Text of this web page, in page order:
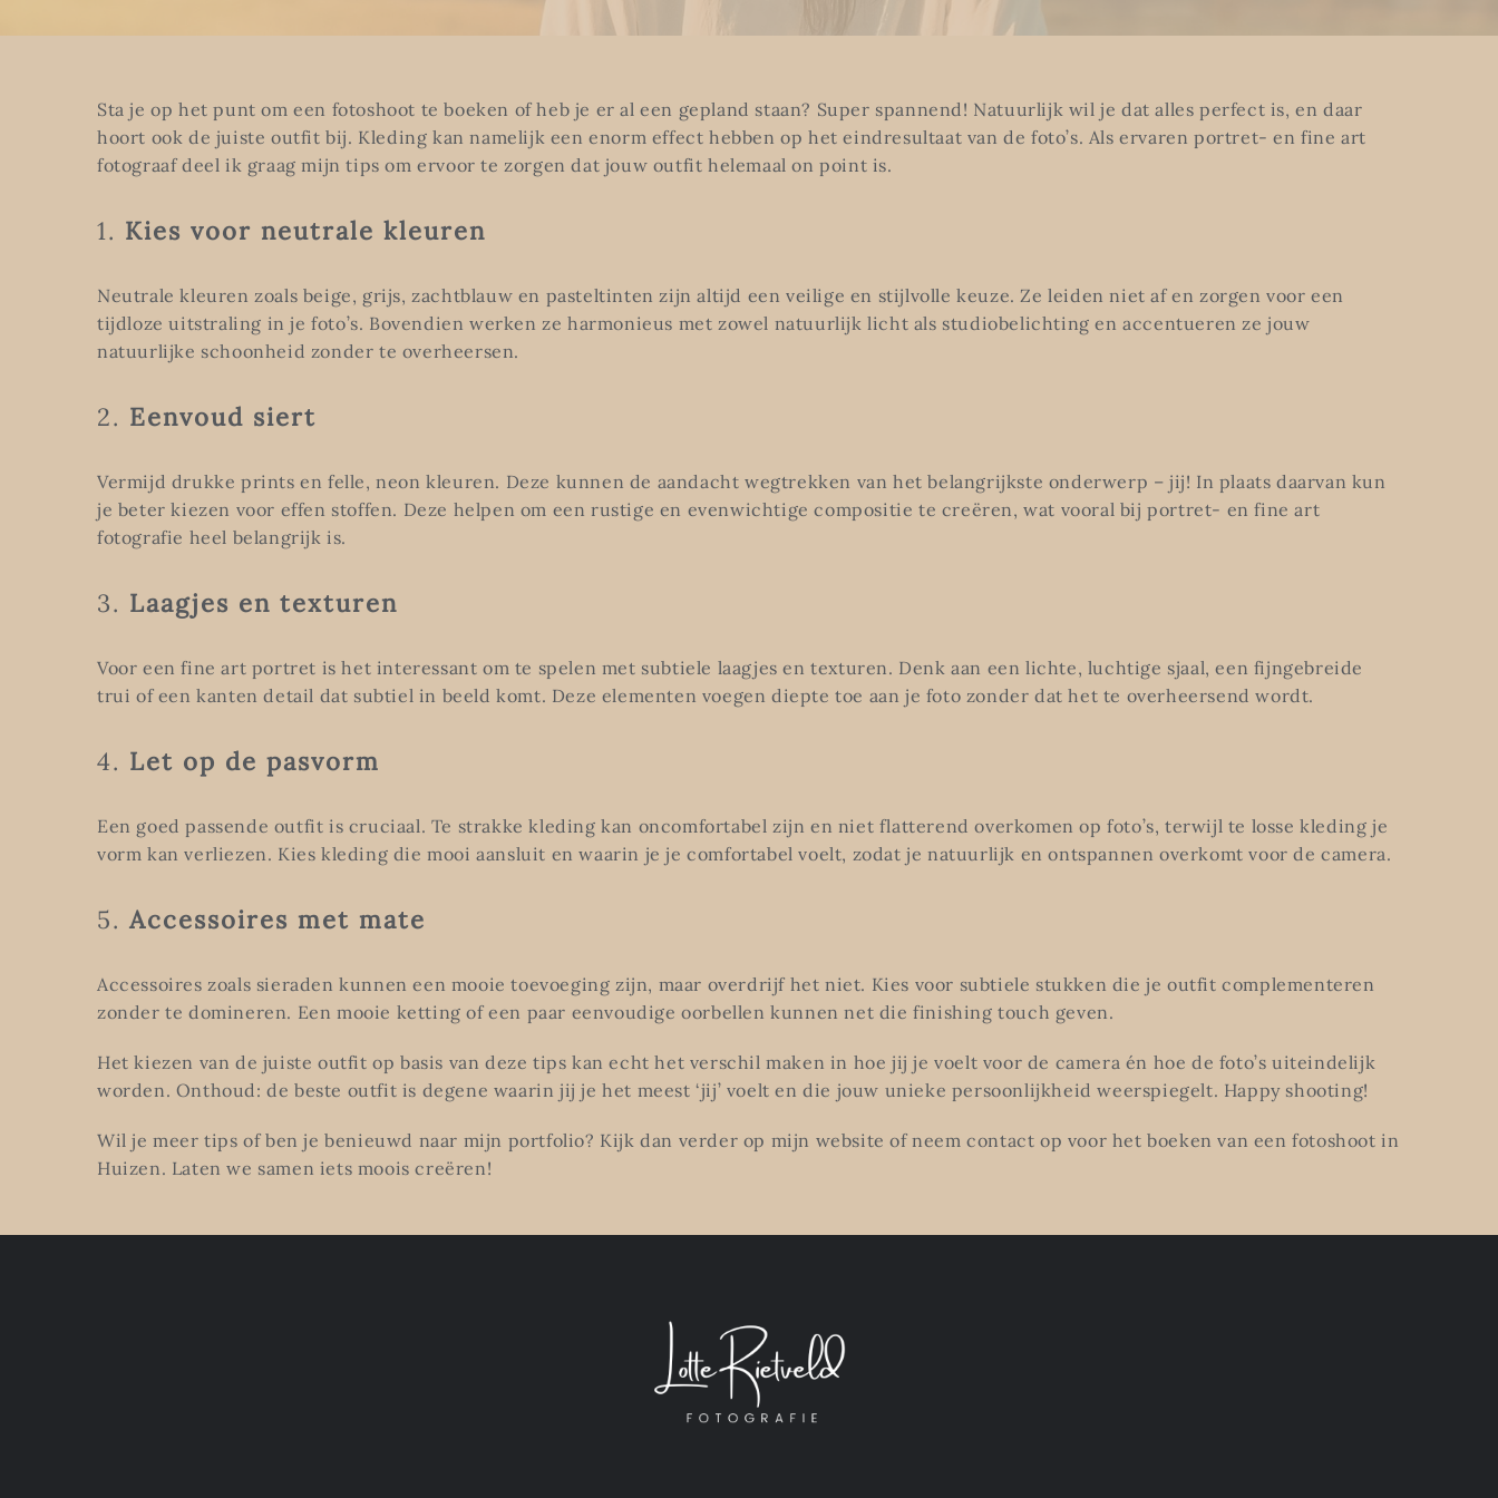
Sta je op het punt om een fotoshoot te boeken of heb je er al een gepland staan? Super spannend! Natuurlijk wil je dat alles perfect is, en daar
hoort ook de juiste outfit bij. Kleding kan namelijk een enorm effect hebben op het eindresultaat van de foto’s. Als ervaren portret- en fine art
fotograaf deel ik graag mijn tips om ervoor te zorgen dat jouw outfit helemaal on point is.
1. Kies voor neutrale kleuren
Neutrale kleuren zoals beige, grijs, zachtblauw en pasteltinten zijn altijd een veilige en stijlvolle keuze. Ze leiden niet af en zorgen voor een
tijdloze uitstraling in je foto’s. Bovendien werken ze harmonieus met zowel natuurlijk licht als studiobelichting en accentueren ze jouw
natuurlijke schoonheid zonder te overheersen.
2. Eenvoud siert
Vermijd drukke prints en felle, neon kleuren. Deze kunnen de aandacht wegtrekken van het belangrijkste onderwerp – jij! In plaats daarvan kun
je beter kiezen voor effen stoffen. Deze helpen om een rustige en evenwichtige compositie te creëren, wat vooral bij portret- en fine art
fotografie heel belangrijk is.
3. Laagjes en texturen
Voor een fine art portret is het interessant om te spelen met subtiele laagjes en texturen. Denk aan een lichte, luchtige sjaal, een fijngebreide
trui of een kanten detail dat subtiel in beeld komt. Deze elementen voegen diepte toe aan je foto zonder dat het te overheersend wordt.
4. Let op de pasvorm
Een goed passende outfit is cruciaal. Te strakke kleding kan oncomfortabel zijn en niet flatterend overkomen op foto’s, terwijl te losse kleding je
vorm kan verliezen. Kies kleding die mooi aansluit en waarin je je comfortabel voelt, zodat je natuurlijk en ontspannen overkomt voor de camera.
5. Accessoires met mate
Accessoires zoals sieraden kunnen een mooie toevoeging zijn, maar overdrijf het niet. Kies voor subtiele stukken die je outfit complementeren
zonder te domineren. Een mooie ketting of een paar eenvoudige oorbellen kunnen net die finishing touch geven.
Het kiezen van de juiste outfit op basis van deze tips kan echt het verschil maken in hoe jij je voelt voor de camera én hoe de foto’s uiteindelijk
worden. Onthoud: de beste outfit is degene waarin jij je het meest ‘jij’ voelt en die jouw unieke persoonlijkheid weerspiegelt. Happy shooting!
Wil je meer tips of ben je benieuwd naar mijn portfolio? Kijk dan verder op mijn website of neem contact op voor het boeken van een fotoshoot in
Huizen. Laten we samen iets moois creëren!